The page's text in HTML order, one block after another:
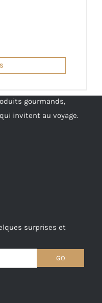
gourmands,
invitent au voyage.
surprises et